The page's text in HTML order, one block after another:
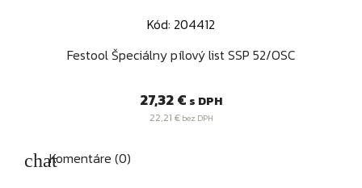
Kód: 204412
Festool Špeciálny pílový list SSP 52/OSC
Cena
27,32 € s DPH
22,21 €bez DPH
Komentáre (0)